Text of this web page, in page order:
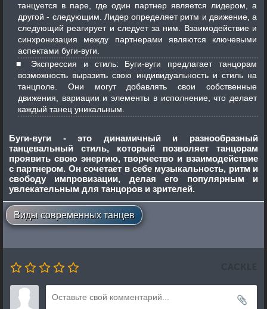
танцуется в паре, где один партнер является лидером, а
другой - следующим. Лидер определяет ритм и движение, а
следующий реагирует и следует за ним. Взаимодействие и
синхронизация между партнерами являются ключевыми
аспектами буги-вуги.
Экспрессия и стиль: Буги-вуги предлагает танцорам
возможность выразить свою индивидуальность и стиль на
танцполе. Они могут добавлять свои собственные
движения, вариации и элементы в исполнение, что делает
каждый танец уникальным.
Буги-вуги - это динамичный и разнообразный
танцевальный стиль, который позволяет танцорам
проявить свою энергию, творчество и взаимодействие
с партнером. Он сочетает в себе музыкальность, ритм и
свободу импровизации, делая его популярным и
увлекательным для танцоров и зрителей.
Виды современных танцев